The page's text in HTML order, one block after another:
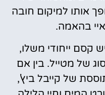
אותו למיקום חובה
בהאמה.
קסם ייחודי משלו,
של מטייל. בין אם
של קייבל ביץ',